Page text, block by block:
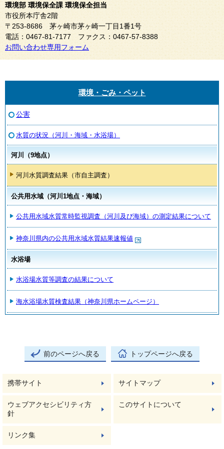
環境部 環境保全課 環境保全担当
市役所本庁舎2階
〒253-8686 茅ヶ崎市茅ヶ崎一丁目1番1号
電話：0467-81-7177 ファクス：0467-57-8388
お問い合わせ専用フォーム
環境・ごみ・ペット
公害
水質の状況（河川・海域・水浴場）
河川（9地点）
河川水質調査結果（市自主調査）
公共用水域（河川1地点・海域）
公共用水域水質常時監視調査（河川及び海域）の測定結果について
神奈川県内の公共用水域水質結果速報値
水浴場
水浴場水質等調査の結果について
海水浴場水質検査結果（神奈川県ホームページ）
前のページへ戻る トップページへ戻る
携帯サイト サイトマップ
ウェブアクセシビリティ方
針
このサイトについて
リンク集